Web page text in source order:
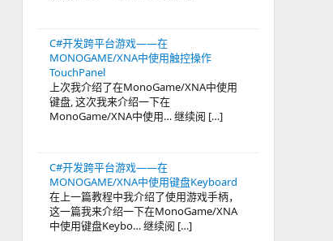
C#开发跨平台游戏——在
MONOGAME/XNA中使用触控操作
TouchPanel
上次我介绍了在MonoGame/XNA中使用
键盘, 这次我来介绍一下在
MonoGame/XNA中使用… 继续阅 […]
C#开发跨平台游戏——在
MONOGAME/XNA中使用键盘Keyboard
在上一篇教程中我介绍了使用游戏手柄，
这一篇我来介绍一下在MonoGame/XNA
中使用键盘Keybo… 继续阅 […]